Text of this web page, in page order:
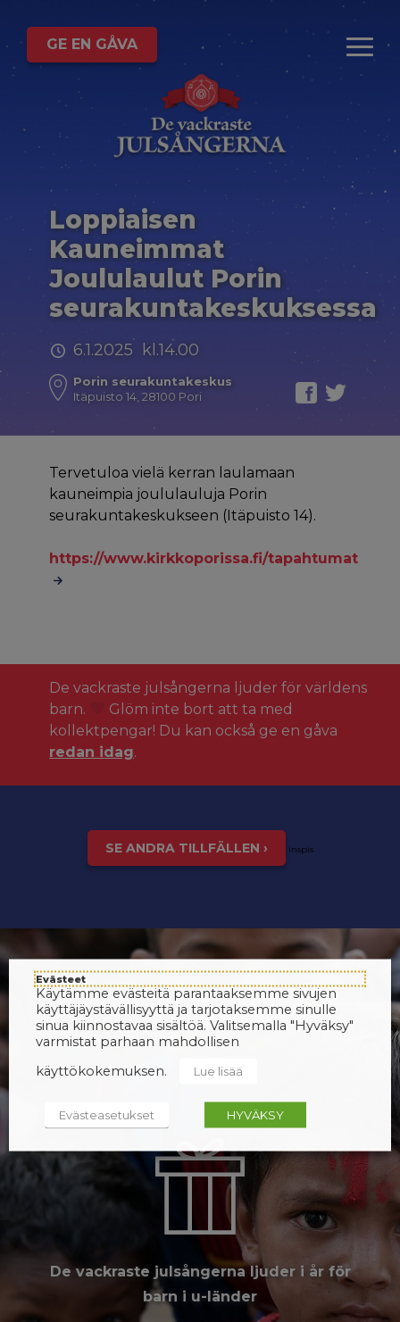
GE EN GÅVA
Loppiaisen
Kauneimmat
Joululaulut Porin
seurakuntakeskuksessa
6.1.2025 kl.14.00
Porin seurakuntakeskus
Itäpuisto 14, 28100 Pori
Tervetuloa vielä kerran laulamaan
kauneimpia joululauluja Porin
seurakuntakeskukseen (Itäpuisto 14).
https://www.kirkkoporissa.fi/tapahtumat
De vackraste julsångerna ljuder för världens
barn.
Glöm inte bort att ta med
kollektpengar! Du kan också ge en gåva
redan idag.
SE ANDRA TILLFÄLLEN › inspis
De vackraste julsångerna ljuder i år för
barn i u-länder
Evästeet
Käytämme evästeitä parantaaksemme sivujen
käyttäjäystävällisyyttä ja tarjotaksemme sinulle
sinua kiinnostavaa sisältöä. Valitsemalla "Hyväksy"
varmistat parhaan mahdollisen
käyttökokemuksen.
Lue lisää
Evästeasetukset HYVÄKSY